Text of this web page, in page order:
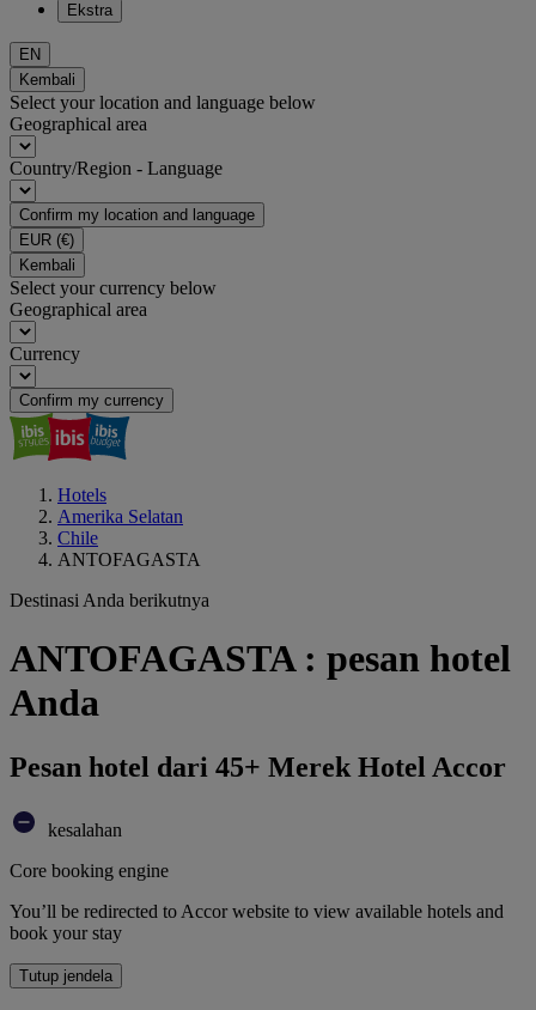
Ekstra
EN
Kembali
Select your location and language below
Geographical area
Country/Region - Language
Confirm my location and language
EUR (€)
Kembali
Select your currency below
Geographical area
Currency
Confirm my currency
Hotels
Amerika Selatan
Chile
ANTOFAGASTA
Destinasi Anda berikutnya
ANTOFAGASTA : pesan hotel
Anda
Pesan hotel dari 45+ Merek Hotel Accor
kesalahan
Core booking engine
You’ll be redirected to Accor website to view available hotels and
book your stay
Tutup jendela